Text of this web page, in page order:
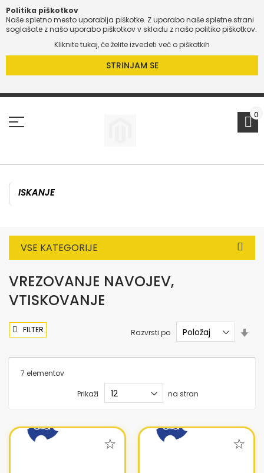
Politika piškotkov
Naše spletno mesto uporablja piškotke. Z uporabo naše spletne strani
soglašate z našo uporabo piškotkov v skladu z našo politiko piškotkov.
Kliknite tukaj, če želite izvedeti več o piškotkih
STRINJAM SE
Preskoči
0
VSE KATEGORIJE
VREZOVANJE NAVOJEV,
VTISKOVANJE
7 elementov
Prikaži na stran
Razvrsti po
FILTER